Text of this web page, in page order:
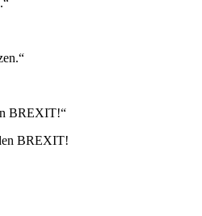
BREXIT!“
BREXIT!